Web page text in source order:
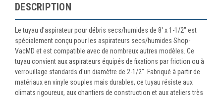
DESCRIPTION
Le tuyau d'aspirateur pour débris secs/humides de 8' x 1-1/2" est
spécialement conçu pour les aspirateurs secs/humides Shop-
VacMD et est compatible avec de nombreux autres modèles. Ce
tuyau convient aux aspirateurs équipés de fixations par friction ou à
verrouillage standards d'un diamètre de 2-1/2". Fabriqué à partir de
matériaux en vinyle souples mais durables, ce tuyau résiste aux
climats rigoureux, aux chantiers de construction et aux ateliers très